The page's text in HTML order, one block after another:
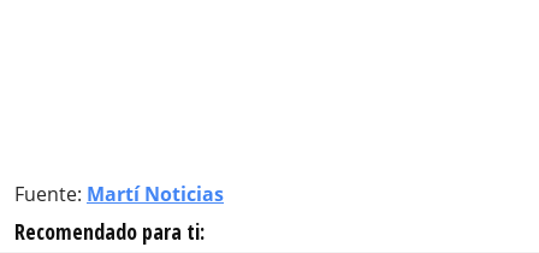
Fuente: Martí Noticias
Recomendado para ti: